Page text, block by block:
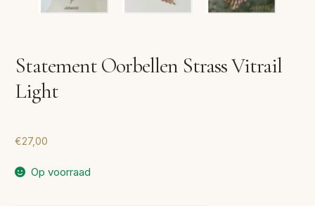
Statement Oorbellen Strass Vitrail
Light
€27,00
Op voorraad